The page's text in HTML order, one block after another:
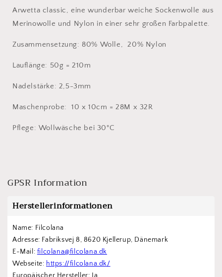
Arwetta classic, eine wunderbar weiche Sockenwolle aus
Merinowolle und Nylon in einer sehr großen Farbpalette.
Zusammensetzung: 80% Wolle, 20% Nylon
Lauflänge: 50g = 210m
Nadelstärke: 2,5-3mm
Maschenprobe: 10 x 10cm = 28M x 32R
Pflege: Wollwäsche bei 30°C
GPSR Information
Herstellerinformationen
Name: Filcolana
Adresse: Fabriksvej 8, 8620 Kjellerup, Dänemark
E-Mail: filcolana@filcolana.dk
Webseite: https://filcolana.dk/